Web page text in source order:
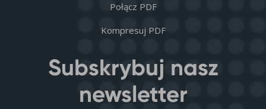
Połącz PDF
Kompresuj PDF
Subskrybuj nasz
newsletter